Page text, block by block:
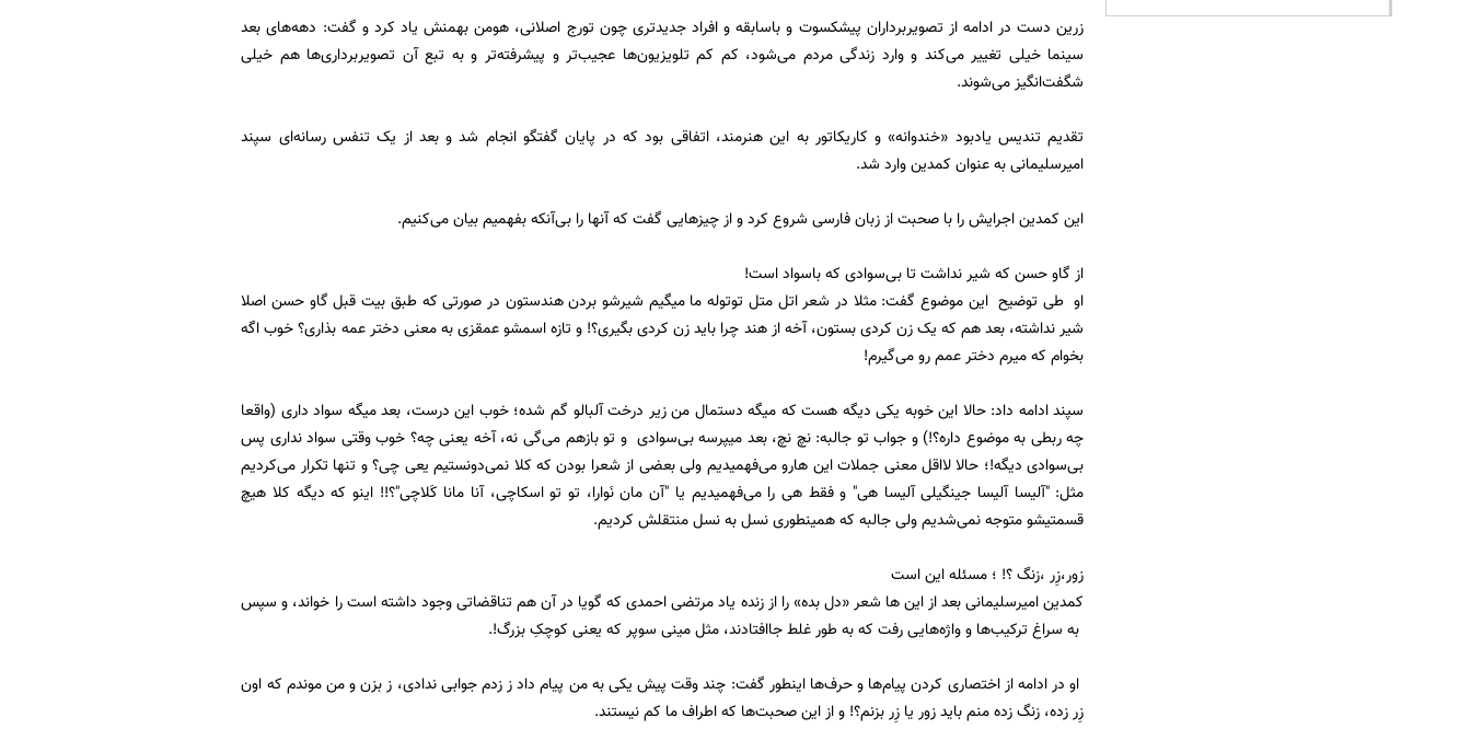
زرین دست در ادامه از تصویربرداران پیشکسوت و باسابقه و افراد جدیدتری چون تورج اصلانی، هومن بهمنش یاد کرد و گفت: دهه‌های بعد
سینما خیلی تغییر می‌کند و وارد زندگی مردم می‌شود، کم کم تلویزیون‌ها عجیب‌تر و پیشرفته‌تر و به تبع آن تصویربرداری‌ها هم خیلی
شگفت‌انگیز می‌شوند.
تقدیم تندیس یادبود «خندوانه» و کاریکاتور به این هنرمند، اتفاقی بود که در پایان گفتگو انجام شد و بعد از یک تنفس رسانه‌ای سپند
امیرسلیمانی به عنوان کمدین وارد شد.
این کمدین اجرایش را با صحبت از زبان فارسی شروع کرد و از چیزهایی گفت که آنها را بی‌آنکه بفهمیم بیان می‌کنیم.
از گاو حسن که شیر نداشت تا بی‌سوادی که باسواد است!
او طی توضیح این موضوع گفت: مثلا در شعر اتل متل توتوله ما میگیم شیرشو بردن هندستون در صورتی که طبق بیت قبل گاو حسن اصلا
شیر نداشته، بعد هم که یک زن کردی بستون، آخه از هند چرا باید زن کردی بگیری؟! و تازه اسمشو عمقزی به معنی دختر عمه بذاری؟ خوب اگه
بخوام که میرم دختر عمم رو می‌گیرم!
سپند ادامه داد: حالا این خوبه یکی دیگه هست که میگه دستمال من زیر درخت آلبالو گم شده؛ خوب این درست، بعد میگه سواد داری (واقعا
چه ربطی به موضوع داره؟!) و جواب تو جالبه: نچ نچ، بعد میپرسه بی‌سوادی و تو بازهم می‌گی نه، آخه یعنی چه؟ خوب وقتی سواد نداری پس
بی‌سوادی دیگه!؛ حالا لااقل معنی جملات این هارو می‌فهمیدیم ولی بعضی از شعرا بودن که کلا نمی‌دونستیم یعی چی؟ و تنها تکرار می‌کردیم
مثل: "آلیسا آلیسا جینگیلی آلیسا هی" و فقط هی را می‌فهمیدیم یا "آن مان نَوارا، تو تو اسکاچی، آنا مانا کَلاچی"؟!! اینو که دیگه کلا هیچ
قسمتیشو متوجه نمی‌شدیم ولی جالبه که همینطوری نسل به نسل منتقلش کردیم.
زور،زِر ،زنگ ؟! ؛ مسئله این است
کمدین امیرسلیمانی بعد از این ها شعر «دل بده» را از زنده یاد مرتضی احمدی که گویا در آن هم تناقضاتی وجود داشته است را خواند، و سپس
به سراغ ترکیب‌ها و واژه‌هایی رفت که به طور غلط جاافتادند، مثل مینی سوپر که یعنی کوچکِ بزرگ!.
او در ادامه از اختصاری کردن پیام‌ها و حرف‌ها اینطور گفت: چند وقت پیش یکی به من پیام داد ز زدم جوابی ندادی، ز بزن و من موندم که اون
زِر زده، زنگ زده منم باید زور یا زِر بزنم؟! و از این صحبت‌ها که اطراف ما کم نیستند.